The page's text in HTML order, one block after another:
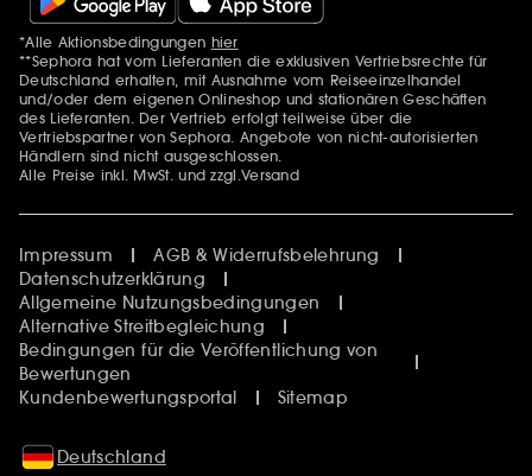
Zusätzlich Erwähnungen
*Alle Aktionsbedingungen hier
**Sephora hat vom Lieferanten die exklusiven Vertriebsrechte für
Deutschland erhalten, mit Ausnahme vom Reiseeinzelhandel
und/oder dem eigenen Onlineshop und stationären Geschäften
des Lieferanten. Der Vertrieb erfolgt teilweise über die
Vertriebspartner von Sephora. Angebote von nicht-autorisierten
Händlern sind nicht ausgeschlossen.
Alle Preise inkl. MwSt. und zzgl.Versand
Impressum
AGB & Widerrufsbelehrung
Datenschutzerklärung
Allgemeine Nutzungsbedingungen
Alternative Streitbegleichung
Bedingungen für die Veröffentlichung von
Bewertungen
Kundenbewertungsportal
Sitemap
Deutschland